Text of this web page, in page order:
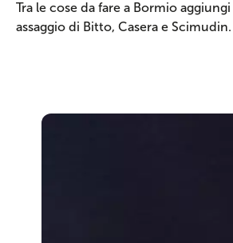
Tra le cose da fare a Bormio
assaggio di Bitto, Casera e Scimudin.